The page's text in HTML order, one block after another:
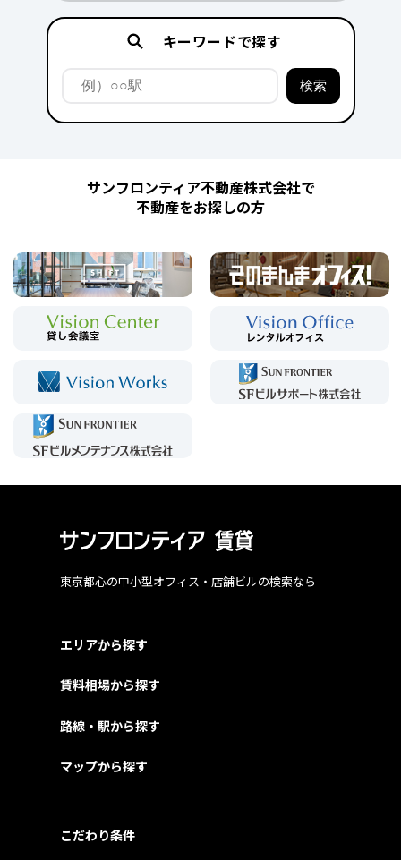
キーワードで探す
サンフロンティア不動産株式会社で
不動産をお探しの方
東京都心の中小型オフィス・店舗ビルの検索なら
エリアから探す
賃料相場から探す
路線・駅から探す
マップから探す
こだわり条件